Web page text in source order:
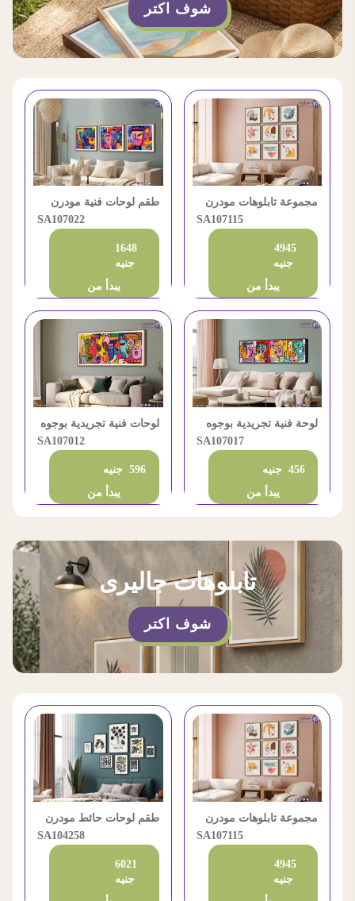
شوف اكتر
مجموعة تابلوهات مودرن
بتصاميم رسم خطي مميزة
SA107115
جنيه
يبدأ من
طقم لوحات فنية مودرن
بتصميم تجريدي وجوهSA107022
جنيه
يبدأ من
لوحة فنية تجريدية بوجوه
ملونة وتصميم مودرنSA107017
456 جنيه
يبدأ من
لوحات فنية تجريدية بوجوه
ملونة للديكور المودرن
SA107012
596 جنيه
يبدأ من
مجموعة تابلوهات مودرن
بتصاميم رسم خطي مميزة
SA107115
جنيه
طقم لوحات حائط مودرن
بتصميم نباتي تجريدي أنيق
SA104258
6021
جنيه
تابلوهات جاليرى
شوف اكتر